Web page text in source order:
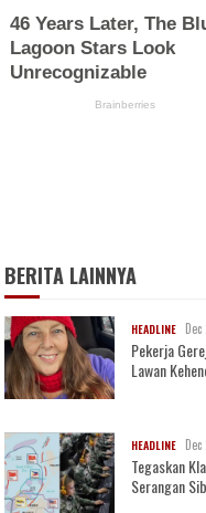
BERITA LAINNYA
HEADLINE
Pekerja
Lawan
HEADLINE
Tegaskan
Serangan